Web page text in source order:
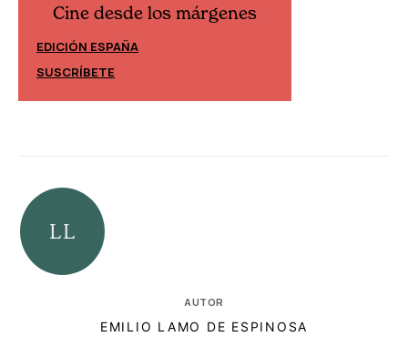
Cine desde los márgenes
EDICIÓN ESPAÑA
SUSCRÍBETE
AUTOR
EMILIO LAMO DE ESPINOSA